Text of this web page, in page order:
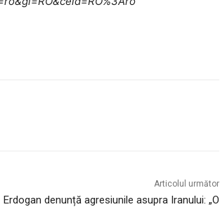
Articolul următor
Erdogan denunță agresiunile asupra Iranului: „O